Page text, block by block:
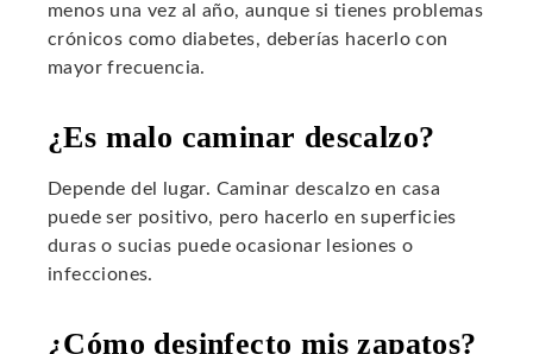
menos una vez al año, aunque si tienes problemas
crónicos como diabetes, deberías hacerlo con
mayor frecuencia.
¿Es malo caminar descalzo?
Depende del lugar. Caminar descalzo en casa
puede ser positivo, pero hacerlo en superficies
duras o sucias puede ocasionar lesiones o
infecciones.
¿Cómo desinfecto mis zapatos?